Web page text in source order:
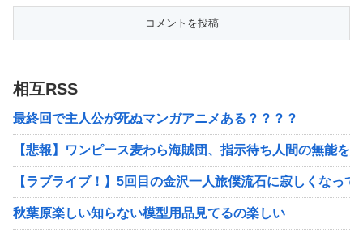
相互RSS
最終回で主人公が死ぬマンガアニメある？？？？
【悲報】ワンピース麦わら海賊団、指示待ち人間の無
【ラブライブ！】5回目の金沢一人旅僕流石に寂しくなって
秋葉原楽しい知らない模型用品見てるの楽しい